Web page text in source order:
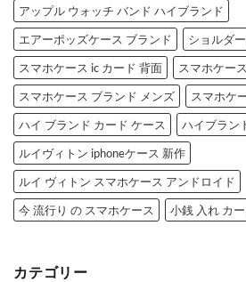
アップル ウォッチ バンド ハイブランド
エアーポッズケース ブランド
ショルダ
スマホケース ic カード 背面
スマホケー
スマホケース ブランド メンズ
スマホケ
ハイ ブランド カード ケース
ハイブラン
ルイヴィトン iphoneケース 新作
ルイ ヴィトン スマホケース アンドロイド
今 流行り の スマホケース
小銭 入れ カ
カテゴリー